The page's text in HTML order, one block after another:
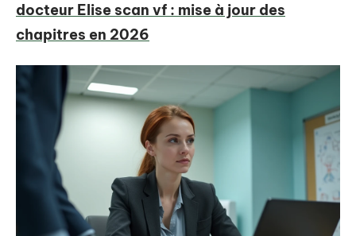
docteur Elise scan vf : mise à jour des
chapitres en 2026